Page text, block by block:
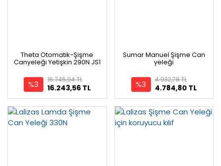
Theta Otomatik-Şişme
Canyeleği Yetişkin 290N JS1
%3 16.243,56 TL
16.745,94 TL
Sumar Manuel Şişme Can
yeleği
%3 4.784,80 TL
4.932,78 TL